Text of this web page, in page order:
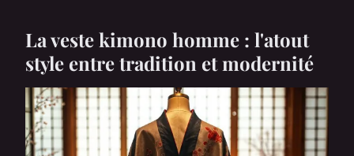
La veste kimono homme : l'atout
style entre tradition et modernité